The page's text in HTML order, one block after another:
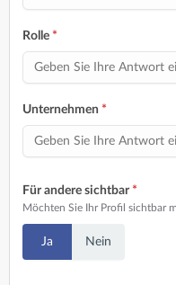
Rolle *
Unternehmen *
Für andere sichtbar *
Möchten Sie Ihr Profil sichtbar
Ja Nein